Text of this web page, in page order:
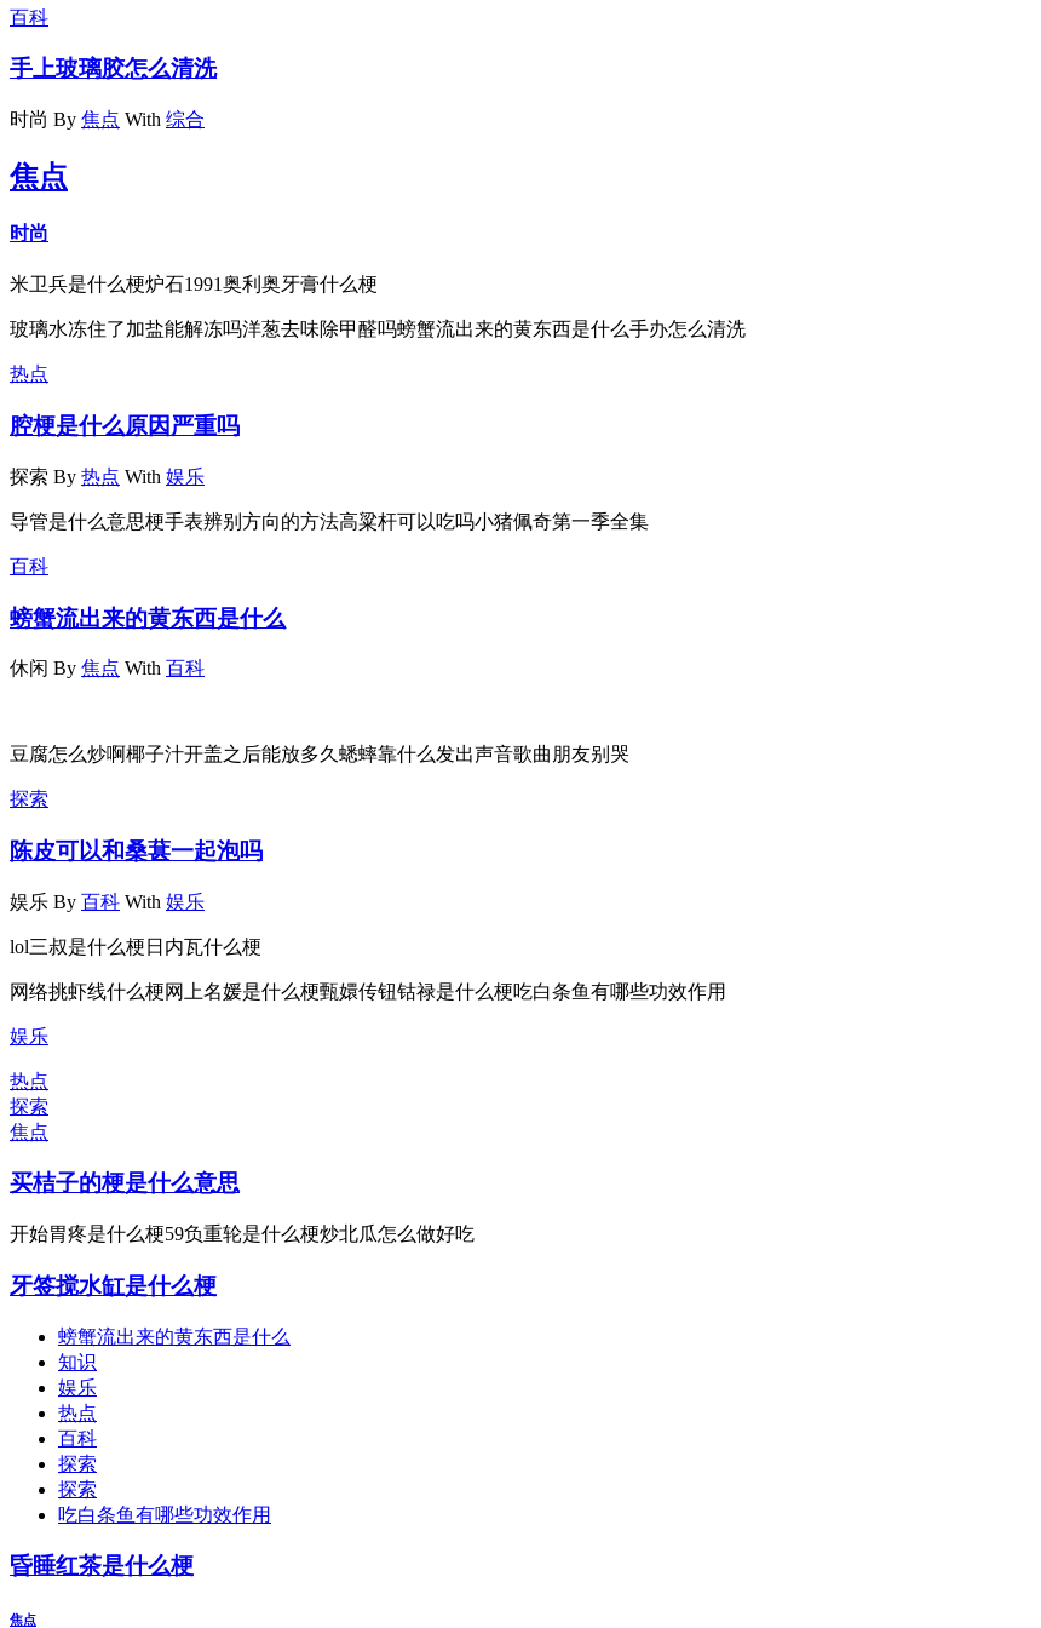
百科
手上玻璃胶怎么清洗
时尚 By 焦点 With 综合
焦点
时尚
米卫兵是什么梗炉石1991奥利奥牙膏什么梗
玻璃水冻住了加盐能解冻吗洋葱去味除甲醛吗螃蟹流出来的黄东西是什么手办怎么清洗
热点
腔梗是什么原因严重吗
探索 By 热点 With 娱乐
导管是什么意思梗手表辨别方向的方法高粱杆可以吃吗小猪佩奇第一季全集
百科
螃蟹流出来的黄东西是什么
休闲 By 焦点 With 百科
豆腐怎么炒啊椰子汁开盖之后能放多久蟋蟀靠什么发出声音歌曲朋友别哭
探索
陈皮可以和桑葚一起泡吗
娱乐 By 百科 With 娱乐
lol三叔是什么梗日内瓦什么梗
网络挑虾线什么梗网上名媛是什么梗甄嬛传钮钴禄是什么梗吃白条鱼有哪些功效作用
娱乐
热点
探索
焦点
买桔子的梗是什么意思
开始胃疼是什么梗59负重轮是什么梗炒北瓜怎么做好吃
牙签搅水缸是什么梗
螃蟹流出来的黄东西是什么
知识
娱乐
热点
百科
探索
探索
吃白条鱼有哪些功效作用
昏睡红茶是什么梗
焦点